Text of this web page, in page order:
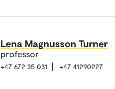
Lena Magnusson Turner
professor
+47 672 35 031 +47 41290227